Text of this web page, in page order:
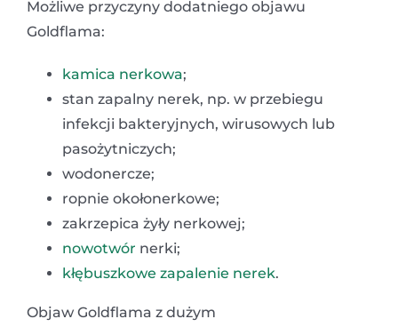
Możliwe przyczyny dodatniego objawu
Goldflama:
kamica nerkowa;
stan zapalny nerek, np. w przebiegu
infekcji bakteryjnych, wirusowych lub
pasożytniczych;
wodonercze;
ropnie okołonerkowe;
zakrzepica żyły nerkowej;
nowotwór nerki;
kłębuszkowe zapalenie nerek.
Objaw Goldflama z dużym